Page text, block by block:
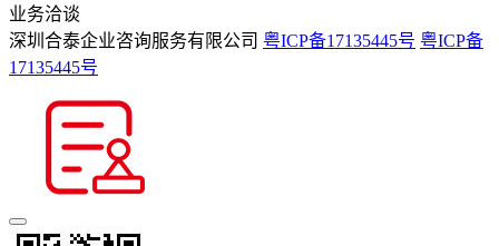
业务洽谈
深圳合泰企业咨询服务有限公司 粤ICP备17135445号 粤ICP备
17135445号